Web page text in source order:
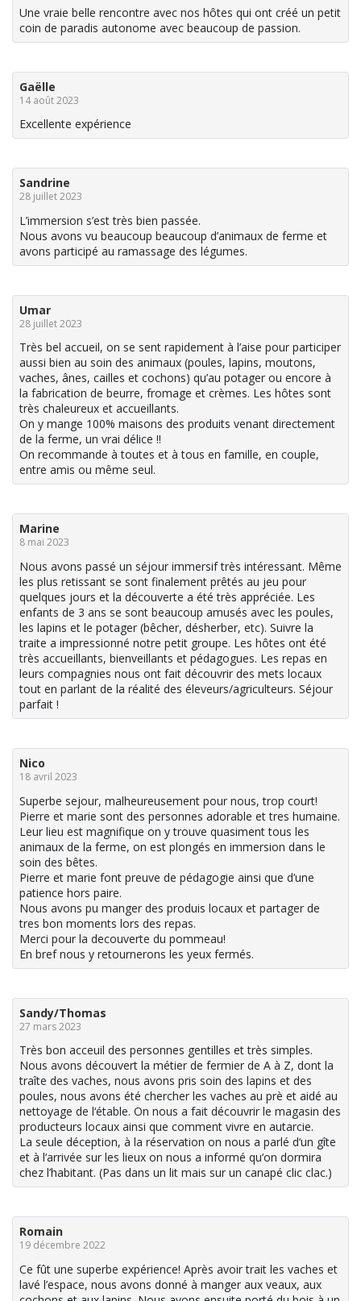
Une vraie belle rencontre avec nos hôtes qui ont créé un petit
coin de paradis autonome avec beaucoup de passion.
Gaëlle
14 août 2023
Excellente expérience
Sandrine
28 juillet 2023
L’immersion s’est très bien passée.
Nous avons vu beaucoup beaucoup d’animaux de ferme et
avons participé au ramassage des légumes.
Umar
28 juillet 2023
Très bel accueil, on se sent rapidement à l’aise pour participer
aussi bien au soin des animaux (poules, lapins, moutons,
vaches, ânes, cailles et cochons) qu’au potager ou encore à
la fabrication de beurre, fromage et crèmes. Les hôtes sont
très chaleureux et accueillants.
On y mange 100% maisons des produits venant directement
de la ferme, un vrai délice !!
On recommande à toutes et à tous en famille, en couple,
entre amis ou même seul.
Marine
8 mai 2023
Nous avons passé un séjour immersif très intéressant. Même
les plus retissant se sont finalement prêtés au jeu pour
quelques jours et la découverte a été très appréciée. Les
enfants de 3 ans se sont beaucoup amusés avec les poules,
les lapins et le potager (bêcher, désherber, etc). Suivre la
traite a impressionné notre petit groupe. Les hôtes ont été
très accueillants, bienveillants et pédagogues. Les repas en
leurs compagnies nous ont fait découvrir des mets locaux
tout en parlant de la réalité des éleveurs/agriculteurs. Séjour
parfait !
Nico
18 avril 2023
Superbe sejour, malheureusement pour nous, trop court!
Pierre et marie sont des personnes adorable et tres humaine.
Leur lieu est magnifique on y trouve quasiment tous les
animaux de la ferme, on est plongés en immersion dans le
soin des bêtes.
Pierre et marie font preuve de pédagogie ainsi que d’une
patience hors paire.
Nous avons pu manger des produis locaux et partager de
tres bon moments lors des repas.
Merci pour la decouverte du pommeau!
En bref nous y retournerons les yeux fermés.
Sandy/Thomas
27 mars 2023
Très bon acceuil des personnes gentilles et très simples.
Nous avons découvert la métier de fermier de A à Z, dont la
traîte des vaches, nous avons pris soin des lapins et des
poules, nous avons été chercher les vaches au prè et aidé au
nettoyage de l‘étable. On nous a fait découvrir le magasin des
producteurs locaux ainsi que comment vivre en autarcie.
La seule déception, à la réservation on nous a parlé d‘un gîte
et à l‘arrivée sur les lieux on nous a informé qu‘on dormira
chez l’habitant. (Pas dans un lit mais sur un canapé clic clac.)
Romain
19 décembre 2022
Ce fût une superbe expérience! Après avoir trait les vaches et
lavé l’espace, nous avons donné à manger aux veaux, aux